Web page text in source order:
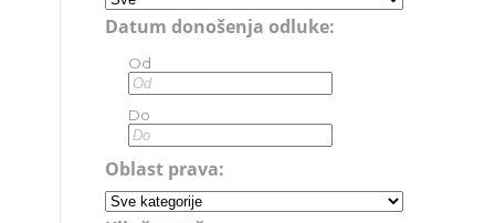
Datum donošenja odluke:
Od
Do
Oblast prava: